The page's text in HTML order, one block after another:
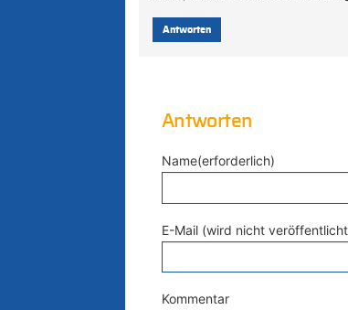
Antworten
Antworten
Name(erforderlich)
E-Mail (wird nicht
Kommentar